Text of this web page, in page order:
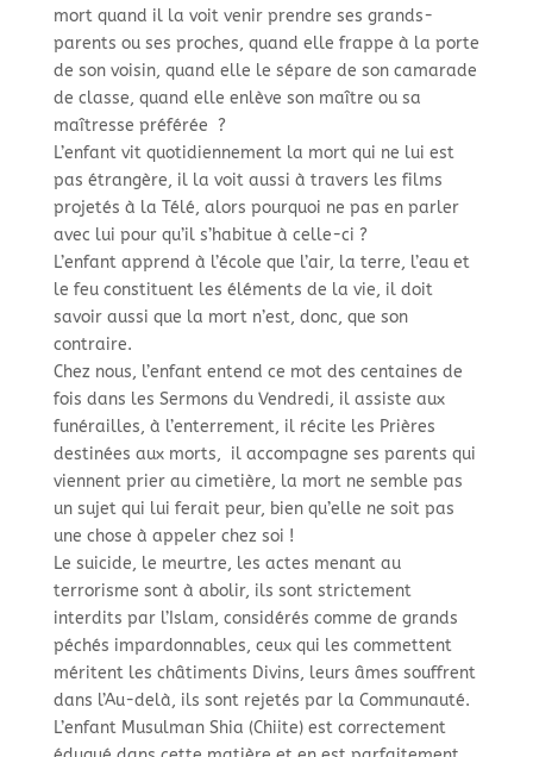
mort quand il la voit venir prendre ses grands-
parents ou ses proches, quand elle frappe à la porte
de son voisin, quand elle le sépare de son camarade
de classe, quand elle enlève son maître ou sa
maîtresse préférée ?
L’enfant vit quotidiennement la mort qui ne lui est
pas étrangère, il la voit aussi à travers les films
projetés à la Télé, alors pourquoi ne pas en parler
avec lui pour qu’il s’habitue à celle-ci ?
L’enfant apprend à l’école que l’air, la terre, l’eau et
le feu constituent les éléments de la vie, il doit
savoir aussi que la mort n’est, donc, que son
contraire.
Chez nous, l’enfant entend ce mot des centaines de
fois dans les Sermons du Vendredi, il assiste aux
funérailles, à l’enterrement, il récite les Prières
destinées aux morts, il accompagne ses parents qui
viennent prier au cimetière, la mort ne semble pas
un sujet qui lui ferait peur, bien qu’elle ne soit pas
une chose à appeler chez soi !
Le suicide, le meurtre, les actes menant au
terrorisme sont à abolir, ils sont strictement
interdits par l’Islam, considérés comme de grands
péchés impardonnables, ceux qui les commettent
méritent les châtiments Divins, leurs âmes souffrent
dans l’Au-delà, ils sont rejetés par la Communauté.
L’enfant Musulman Shia (Chiite) est correctement